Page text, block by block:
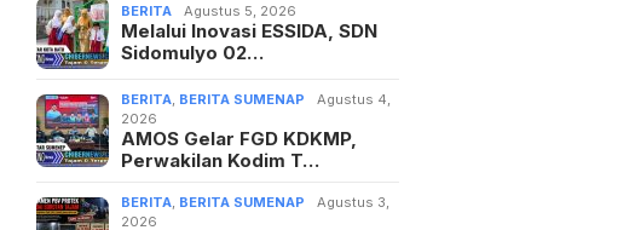
BERITA Agustus 5, 2026
Melalui Inovasi ESSIDA, SDN
Sidomulyo 02…
BERITA BERITA SUMENAP
Agustus 4,
2026
AMOS Gelar FGD KDKMP,
Perwakilan Kodim T…
BERITA BERITA SUMENAP
Agustus 3,
2026